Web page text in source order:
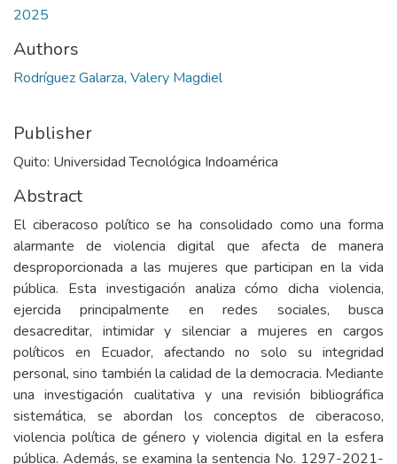
2025
Authors
Rodríguez Galarza, Valery Magdiel
Publisher
Quito: Universidad Tecnológica Indoamérica
Abstract
El ciberacoso político se ha consolidado como una forma
alarmante de violencia digital que afecta de manera
desproporcionada a las mujeres que participan en la vida
pública. Esta investigación analiza cómo dicha violencia,
ejercida principalmente en redes sociales, busca
desacreditar, intimidar y silenciar a mujeres en cargos
políticos en Ecuador, afectando no solo su integridad
personal, sino también la calidad de la democracia. Mediante
una investigación cualitativa y una revisión bibliográfica
sistemática, se abordan los conceptos de ciberacoso,
violencia política de género y violencia digital en la esfera
pública. Además, se examina la sentencia No. 1297-2021-